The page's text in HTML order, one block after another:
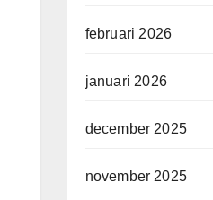
februari 2026
januari 2026
december 2025
november 2025